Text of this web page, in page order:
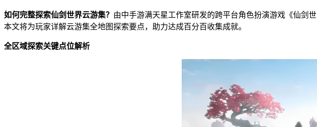
如何完整探索仙剑世界云游集？ 由中手游满天星工作室研发的跨平台角色扮演游戏《仙剑
本文将为玩家详解云游集全地图探索要点，助力达成百分百收集成就。
全区域探索关键点位解析